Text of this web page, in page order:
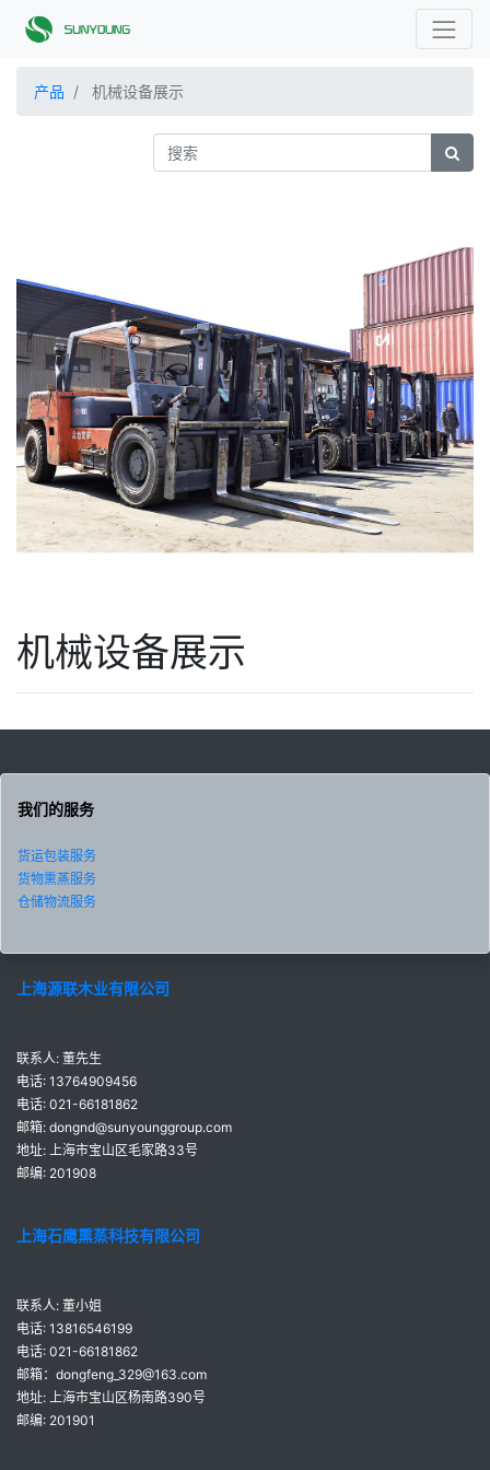
产品 机械设备展示
机械设备展示
我们的服务
货运包装服务
货物熏蒸服务
仓储物流服务
上海源联木业有限公司
联系人: 董先生
电话: 13764909456
电话: 021-66181862
邮箱: dongnd@sunyounggroup.com
地址: 上海市宝山区毛家路33号
邮编: 201908
上海石鹰熏蒸科技有限公司
联系人: 董小姐
电话: 13816546199
电话: 021-66181862
邮箱：dongfeng_329@163.com
地址: 上海市宝山区杨南路390号
邮编: 201901